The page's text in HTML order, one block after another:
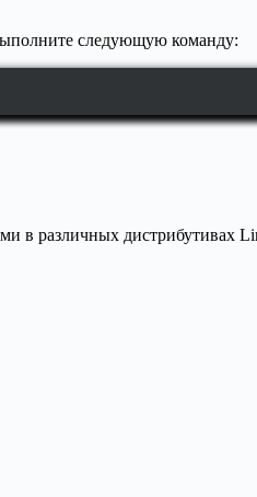
следующую команду:
в различных дистрибутивах